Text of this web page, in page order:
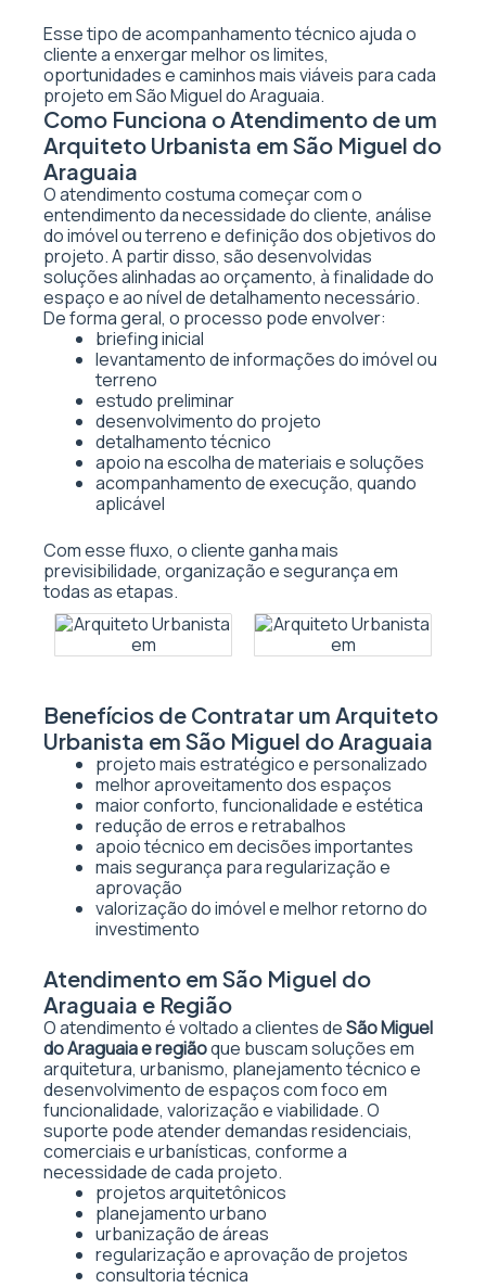
Esse tipo de acompanhamento técnico ajuda o
cliente a enxergar melhor os limites,
oportunidades e caminhos mais viáveis para cada
projeto em São Miguel do Araguaia.
Como Funciona o Atendimento de um
Arquiteto Urbanista em São Miguel do
Araguaia
O atendimento costuma começar com o
entendimento da necessidade do cliente, análise
do imóvel ou terreno e definição dos objetivos do
projeto. A partir disso, são desenvolvidas
soluções alinhadas ao orçamento, à finalidade do
espaço e ao nível de detalhamento necessário.
De forma geral, o processo pode envolver:
briefing inicial
levantamento de informações do imóvel ou
terreno
estudo preliminar
desenvolvimento do projeto
detalhamento técnico
apoio na escolha de materiais e soluções
acompanhamento de execução, quando
aplicável
Com esse fluxo, o cliente ganha mais
previsibilidade, organização e segurança em
todas as etapas.
Benefícios de Contratar um Arquiteto
Urbanista em São Miguel do Araguaia
projeto mais estratégico e personalizado
melhor aproveitamento dos espaços
maior conforto, funcionalidade e estética
redução de erros e retrabalhos
apoio técnico em decisões importantes
mais segurança para regularização e
aprovação
valorização do imóvel e melhor retorno do
investimento
Atendimento em São Miguel do
Araguaia e Região
O atendimento é voltado a clientes deSão Miguel
do Araguaia e regiãoque buscam soluções em
arquitetura, urbanismo, planejamento técnico e
desenvolvimento de espaços com foco em
funcionalidade, valorização e viabilidade. O
suporte pode atender demandas residenciais,
comerciais e urbanísticas, conforme a
necessidade de cada projeto.
projetos arquitetônicos
planejamento urbano
urbanização de áreas
regularização e aprovação de projetos
consultoria técnica